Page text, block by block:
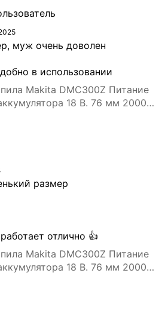
муж очень доволен
в использовании
Makita DMC300Z Питание
18 В. 76 мм 20000
компактная Угловая
размер
отлично 👍
Makita DMC300Z Питание
18 В. 76 мм 20000
компактная Угловая